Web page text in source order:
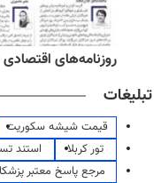
روزنامه‌های اقتصادی شنبه ۱۷
تبلیغات
قیمت شیشه سکوریت
تور کربلا
استند
مرجع پاسخ معتبر